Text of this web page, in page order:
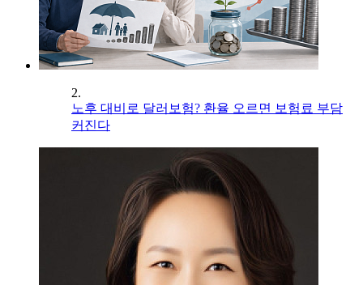
2.
노후 대비로 달러보험? 환율 오르면 보험료 부담
커진다